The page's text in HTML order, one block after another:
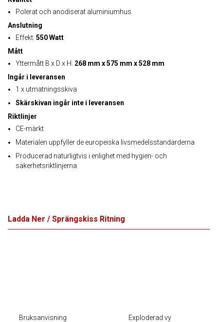
Polerat och anodiserat aluminiumhus
Anslutning
Effekt: 550 Watt
Mått
Yttermått B x D x H: 268 mm x 575 mm x 528 mm
Ingår i leveransen
1 x utmatningsskiva
Skärskivan ingår inte i leveransen
Riktlinjer
CE-märkt
Materialen uppfyller de europeiska livsmedelsstandarderna
Producerad naturligtvis i enlighet med hygien- och
säkerhetsriktlinjerna.
Ladda Ner / Sprängskiss Ritning
Bruksanvisning Exploderad vy